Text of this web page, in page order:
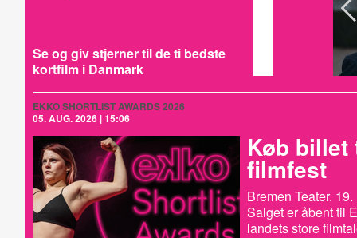
Se og giv stjerner til de ti bedste
kortfilm i Danmark
EKKO SHORTLIST AWARDS 2026
05. AUG. 2026 | 15:06
Køb
filmfest
Bremen Teater.
Salget er åbent til
landets store